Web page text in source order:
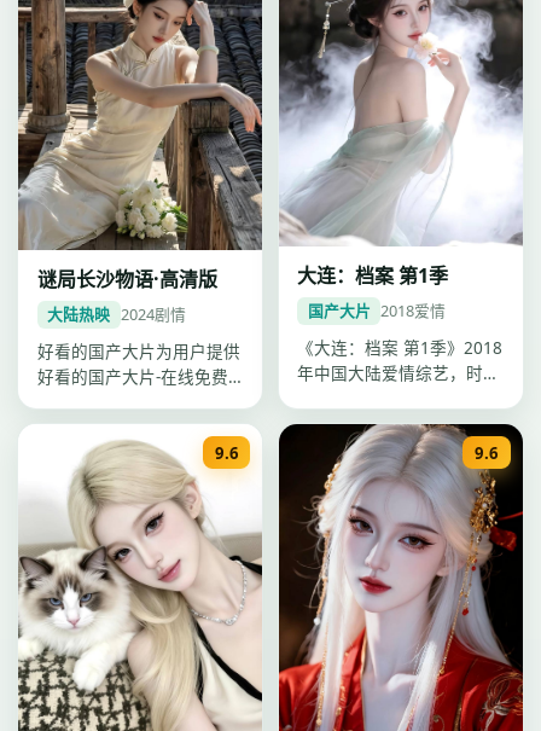
谜局长沙物语·高清版
大陆热映 2024剧情
好看的国产大片为用户提供
好看的国产大片-在线免费
物语·高…
大连：档案 第1季
国产大片 2018爱情
《大连：档案 第1季》2018
年中国大陆爱情综艺，时长
9.6 9.6